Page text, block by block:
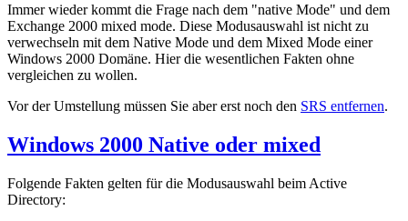
Immer wieder kommt die Frage nach dem "native Mode" und dem
Exchange 2000 mixed mode. Diese Modusauswahl ist nicht zu
verwechseln mit dem Native Mode und dem Mixed Mode einer
Windows 2000 Domäne. Hier die wesentlichen Fakten ohne
vergleichen zu wollen.
Vor der Umstellung müssen Sie aber erst noch den SRS entfernen.
Windows 2000 Native oder mixed
Folgende Fakten gelten für die Modusauswahl beim Active
Directory: